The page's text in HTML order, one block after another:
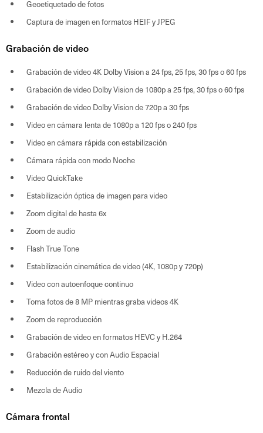
Geoetiquetado de fotos
Captura de imagen en formatos HEIF y JPEG
Grabación de video
Grabación de video 4K Dolby Vision a 24 fps, 25 fps, 30 fps o 60 fps
Grabación de video Dolby Vision de 1080p a 25 fps, 30 fps o 60 fps
Grabación de video Dolby Vision de 720p a 30 fps
Video en cámara lenta de 1080p a 120 fps o 240 fps
Video en cámara rápida con estabilización
Cámara rápida con modo Noche
Video QuickTake
Estabilización óptica de imagen para video
Zoom digital de hasta 6x
Zoom de audio
Flash True Tone
Estabilización cinemática de video (4K, 1080p y 720p)
Video con autoenfoque continuo
Toma fotos de 8 MP mientras graba videos 4K
Zoom de reproducción
Grabación de video en formatos HEVC y H.264
Grabación estéreo y con Audio Espacial
Reducción de ruido del viento
Mezcla de Audio
Cámara frontal